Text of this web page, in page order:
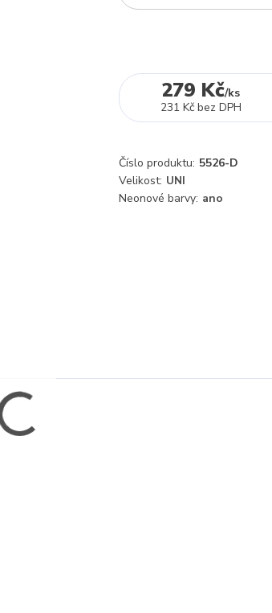
279 Kč/ks
231 Kč bez DPH
Číslo produktu: 5526-D
Velikost: UNI
Neonové barvy: ano